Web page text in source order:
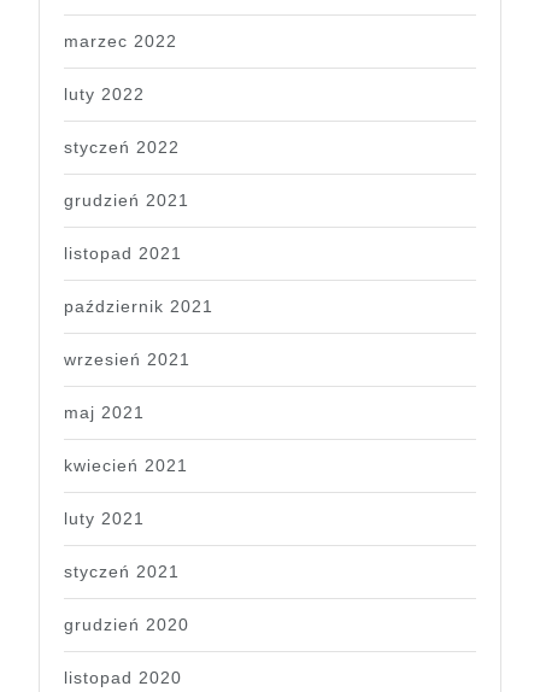
marzec 2022
luty 2022
styczeń 2022
grudzień 2021
listopad 2021
październik 2021
wrzesień 2021
maj 2021
kwiecień 2021
luty 2021
styczeń 2021
grudzień 2020
listopad 2020